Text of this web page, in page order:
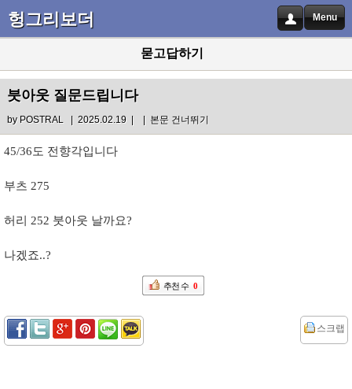
헝그리보더 Menu
묻고답하기
붓아웃 질문드립니다
by POSTRAL| 2025.02.19 | | 본문 건너뛰기
45/36도 전향각입니다
부츠 275
허리 252 붓아웃 날까요?
나겠죠..?
추천 수 0
스크랩